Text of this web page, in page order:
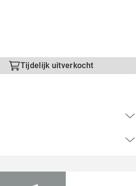
Alle
Tijdelijk uitverkocht